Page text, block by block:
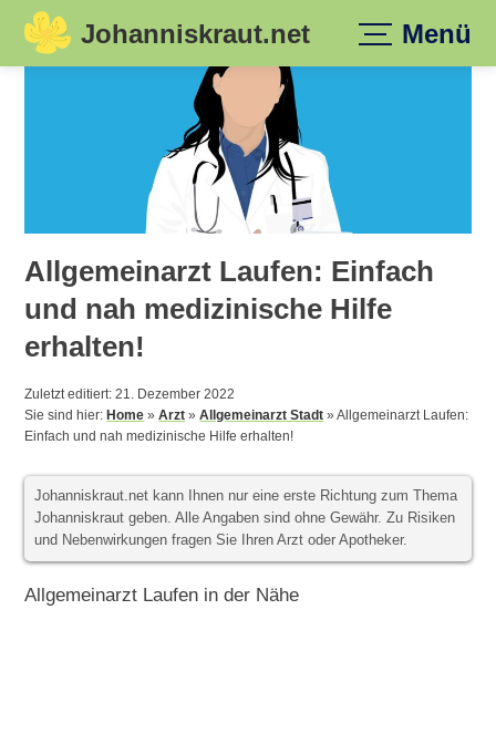
Skip
Johanniskraut.net Menü
Allgemeinarzt Laufen: Einfach
und nah medizinische Hilfe
erhalten!
Zuletzt editiert: 21. Dezember 2022
Sie sind hier:Home »Arzt »Allgemeinarzt Stadt »Allgemeinarzt Laufen:
Einfach und nah medizinische Hilfe erhalten!
Johanniskraut.net kann Ihnen nur eine erste Richtung zum Thema
Johanniskraut geben. Alle Angaben sind ohne Gewähr. Zu Risiken
und Nebenwirkungen fragen Sie Ihren Arzt oder Apotheker.
Allgemeinarzt Laufen in der Nähe